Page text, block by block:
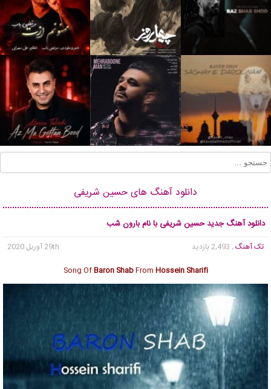
دانلود آهنگ های حسین شریفی
دانلود آهنگ جدید حسین شریفی با نام بارون شب
تک آهنگ , 2,493 بازدید
29th آوریل 2020
Song OfBaron ShabFrom Hossein Sharifi